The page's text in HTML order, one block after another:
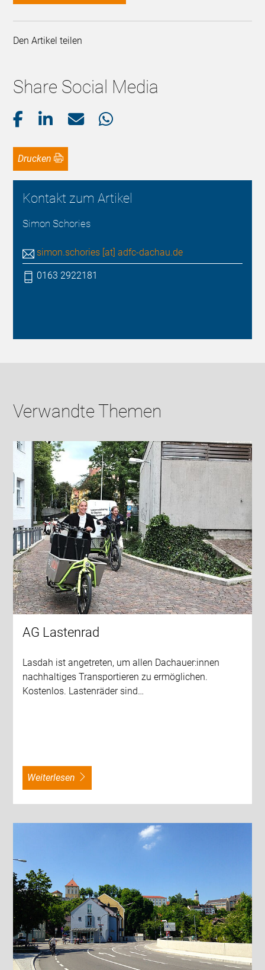
Den Artikel teilen
Share Social Media
Drucken
Kontakt zum Artikel
Simon Schories
simon.schories [at] adfc-dachau.de
0163 2922181
Verwandte Themen
AG Lastenrad
Lasdah ist angetreten, um allen Dachauer:innen
nachhaltiges Transportieren zu ermöglichen.
Kostenlos. Lastenräder sind…
weiterlesen